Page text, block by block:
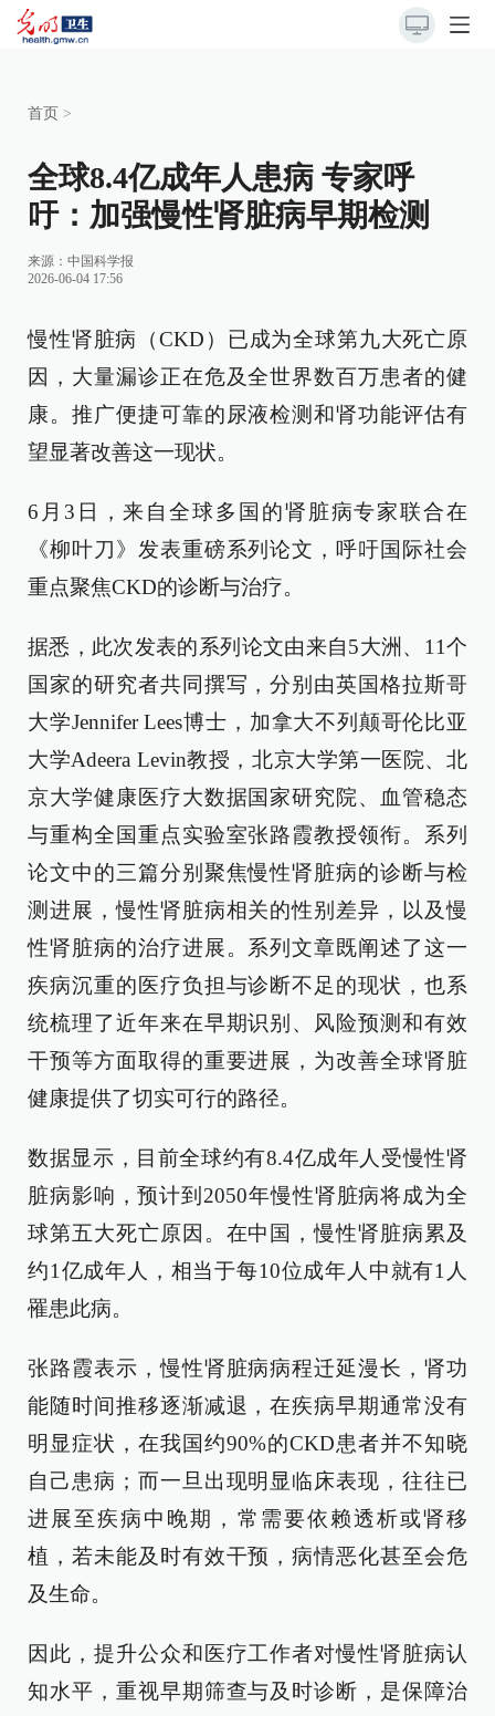
首页 >
全球8.4亿成年人患病 专家呼
吁：加强慢性肾脏病早期检测
来源： 中国科学报
2026-06-04 17:56
慢性肾脏病（CKD）已成为全球第九大死亡原
因，大量漏诊正在危及全世界数百万患者的健
康。推广便捷可靠的尿液检测和肾功能评估有
望显著改善这一现状。
6月3日，来自全球多国的肾脏病专家联合在
《柳叶刀》发表重磅系列论文，呼吁国际社会
重点聚焦CKD的诊断与治疗。
据悉，此次发表的系列论文由来自5大洲、11个
国家的研究者共同撰写，分别由英国格拉斯哥
大学Jennifer Lees博士，加拿大不列颠哥伦比亚
大学Adeera Levin教授，北京大学第一医院、北
京大学健康医疗大数据国家研究院、血管稳态
与重构全国重点实验室张路霞教授领衔。系列
论文中的三篇分别聚焦慢性肾脏病的诊断与检
测进展，慢性肾脏病相关的性别差异，以及慢
性肾脏病的治疗进展。系列文章既阐述了这一
疾病沉重的医疗负担与诊断不足的现状，也系
统梳理了近年来在早期识别、风险预测和有效
干预等方面取得的重要进展，为改善全球肾脏
健康提供了切实可行的路径。
数据显示，目前全球约有8.4亿成年人受慢性肾
脏病影响，预计到2050年慢性肾脏病将成为全
球第五大死亡原因。在中国，慢性肾脏病累及
约1亿成年人，相当于每10位成年人中就有1人
罹患此病。
张路霞表示，慢性肾脏病病程迁延漫长，肾功
能随时间推移逐渐减退，在疾病早期通常没有
明显症状，在我国约90%的CKD患者并不知晓
自己患病；而一旦出现明显临床表现，往往已
进展至疾病中晚期，常需要依赖透析或肾移
植，若未能及时有效干预，病情恶化甚至会危
及生命。
因此，提升公众和医疗工作者对慢性肾脏病认
知水平，重视早期筛查与及时诊断，是保障治